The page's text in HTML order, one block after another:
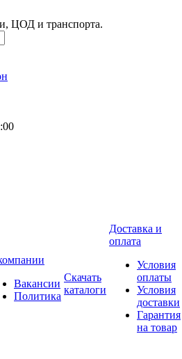
ЦОД и транспорта.
Вакансии
Политика
Скачать
каталоги
Доставка и
оплата
Условия
оплаты
Условия
доставки
Гарантия
на товар